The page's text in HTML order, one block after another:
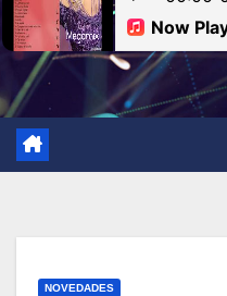
NOVEDADES